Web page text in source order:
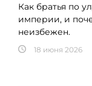
Как братья по
империи, и
неизбежен.
18 июня 2026